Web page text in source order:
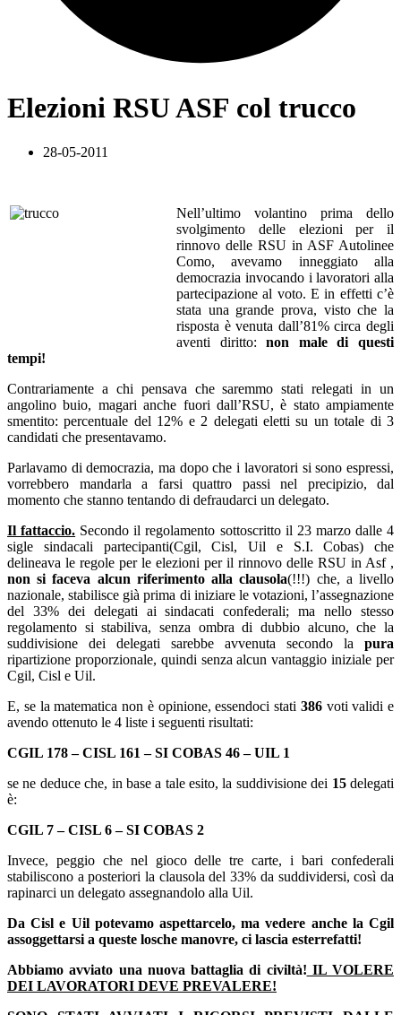
Elezioni RSU ASF col trucco
28-05-2011
Nell’ultimo volantino prima dello
svolgimento delle elezioni per il
rinnovo delle RSU in ASF Autolinee
Como, avevamo inneggiato alla
democrazia invocando i lavoratori alla
partecipazione al voto. E in effetti c’è
stata una grande prova, visto che la
risposta è venuta dall’81% circa degli
aventi diritto:non male di questi
tempi!
Contrariamente a chi pensava che saremmo stati relegati in un
angolino buio, magari anche fuori dall’RSU, è stato ampiamente
smentito: percentuale del 12% e 2 delegati eletti su un totale di 3
candidati che presentavamo.
Parlavamo di democrazia, ma dopo che i lavoratori si sono espressi,
vorrebbero mandarla a farsi quattro passi nel precipizio, dal
momento che stanno tentando di defraudarci un delegato.
Il fattaccio. Secondo il regolamento sottoscritto il 23 marzo dalle 4
sigle sindacali partecipanti(Cgil, Cisl, Uil e S.I. Cobas) che
delineava le regole per le elezioni per il rinnovo delle RSU in Asf ,
non si faceva alcun riferimento alla clausola(!!!) che, a livello
nazionale, stabilisce già prima di iniziare le votazioni, l’assegnazione
del 33% dei delegati ai sindacati confederali; ma nello stesso
regolamento si stabiliva, senza ombra di dubbio alcuno, che la
suddivisione dei delegati sarebbe avvenuta secondo la pura
ripartizione proporzionale, quindi senza alcun vantaggio iniziale per
Cgil, Cisl e Uil.
E, se la matematica non è opinione, essendoci stati 386 voti validi e
avendo ottenuto le 4 liste i seguenti risultati:
CGIL 178 – CISL 161 – SI COBAS 46 – UIL 1
se ne deduce che, in base a tale esito, la suddivisione dei 15delegati
è:
CGIL 7 – CISL 6 – SI COBAS 2
Invece, peggio che nel gioco delle tre carte, i bari confederali
stabiliscono a posteriori la clausola del 33% da suddividersi, così da
rapinarci un delegato assegnandolo alla Uil.
Da Cisl e Uil potevamo aspettarcelo, ma vedere anche la Cgil
assoggettarsi a queste losche manovre, ci lascia esterrefatti!
Abbiamo avviato una nuova battaglia di civiltà! IL VOLERE
DEI LAVORATORI DEVE PREVALERE!